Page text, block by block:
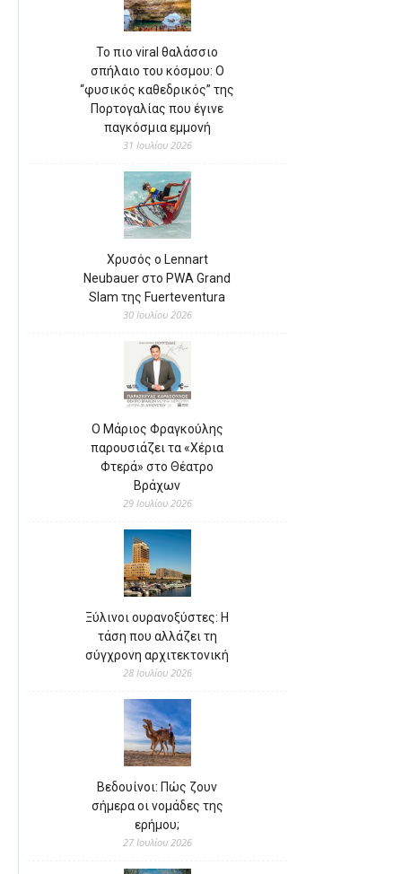
Το πιο viral θαλάσσιο
σπήλαιο του κόσμου: Ο
“φυσικός καθεδρικός” της
Πορτογαλίας που έγινε
παγκόσμια εμμονή
31 Ιουλίου 2026
Χρυσός ο Lennart
Neubauer στο PWA Grand
Slam της Fuerteventura
30 Ιουλίου 2026
Ο Μάριος Φραγκούλης
παρουσιάζει τα «Χέρια
Φτερά» στο Θέατρο
Βράχων
29 Ιουλίου 2026
Ξύλινοι ουρανοξύστες: Η
τάση που αλλάζει τη
σύγχρονη αρχιτεκτονική
28 Ιουλίου 2026
Βεδουίνοι: Πώς ζουν
σήμερα οι νομάδες της
ερήμου;
27 Ιουλίου 2026